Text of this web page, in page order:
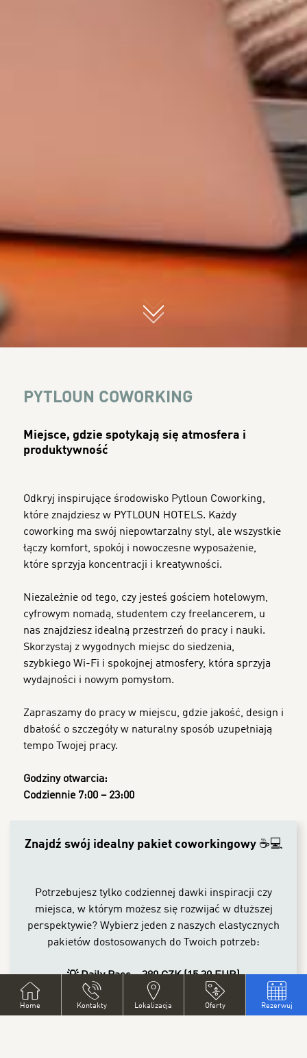
01
PYTLOUN COWORKING
Miejsce, gdzie spotykają się atmosfera i
produktywność
Odkryj inspirujące środowisko Pytloun Coworking,
które znajdziesz w PYTLOUN HOTELS. Każdy
coworking ma swój niepowtarzalny styl, ale wszystkie
łączy komfort, spokój i nowoczesne wyposażenie,
które sprzyja koncentracji i kreatywności.
Niezależnie od tego, czy jesteś gościem hotelowym,
cyfrowym nomadą, studentem czy freelancerem, u
nas znajdziesz idealną przestrzeń do pracy i nauki.
Skorzystaj z wygodnych miejsc do siedzenia,
szybkiego Wi-Fi i spokojnej atmosfery, która sprzyja
wydajności i nowym pomysłom.
Zapraszamy do pracy w miejscu, gdzie jakość, design i
dbałość o szczegóły w naturalny sposób uzupełniają
tempo Twojej pracy.
Godziny otwarcia:
Codziennie 7:00 – 23:00
Znajdź swój idealny pakiet coworkingowy ☕💻
Potrzebujesz tylko codziennej dawki inspiracji czy
miejsca, w którym możesz się rozwijać w dłuższej
perspektywie? Wybierz jeden z naszych elastycznych
pakietów dostosowanych do Twoich potrzeb:
💡 Daily Pass – 390 CZK (15,30 EUR)
Jednodniowy wstęp z kawą/herbatą, Wi-Fi i
drukowaniem (maks. 50 arkuszy papieru dziennie).
Home Kontakty Lokalizacja Oferty Rezerwuj